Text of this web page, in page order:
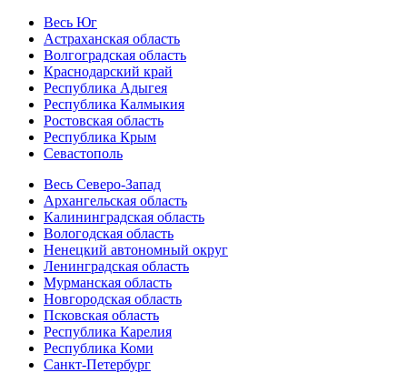
Весь Юг
Астраханская область
Волгоградская область
Краснодарский край
Республика Адыгея
Республика Калмыкия
Ростовская область
Республика Крым
Севастополь
Весь Северо-Запад
Архангельская область
Калининградская область
Вологодская область
Ненецкий автономный округ
Ленинградская область
Мурманская область
Новгородская область
Псковская область
Республика Карелия
Республика Коми
Санкт-Петербург